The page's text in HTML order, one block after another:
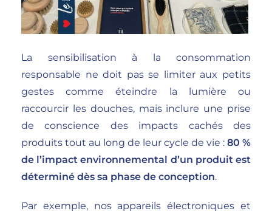
La sensibilisation à la consommation
responsable ne doit pas se limiter aux petits
gestes comme éteindre la lumière ou
raccourcir les douches, mais inclure une prise
de conscience des impacts cachés des
produits tout au long de leur cycle de vie : 80 %
de l’impact environnemental d’un produit est
déterminé dès sa phase de conception.
Par exemple, nos appareils électroniques et